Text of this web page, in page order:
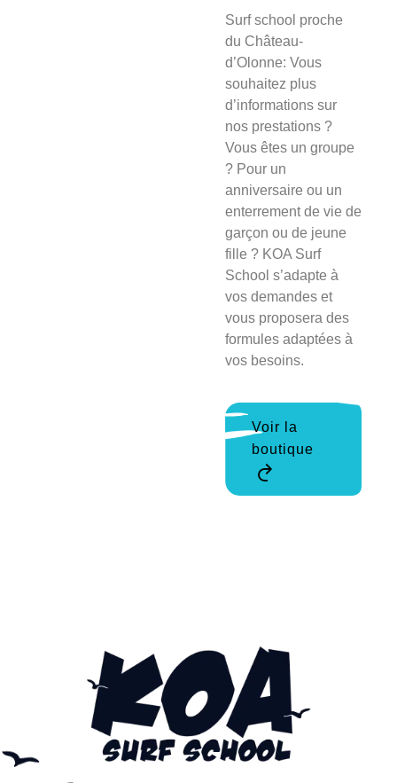
Surf school proche
du Château-
d’Olonne: Vous
souhaitez plus
d’informations sur
nos prestations ?
Vous êtes un groupe
? Pour un
anniversaire ou un
enterrement de vie de
garçon ou de jeune
fille ? KOA Surf
School s’adapte à
vos demandes et
vous proposera des
formules adaptées à
vos besoins.
Voir la
boutique